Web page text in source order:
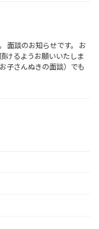
面談のお知らせです。 お
けるようお願いいたしま
子さんぬきの面談）でも